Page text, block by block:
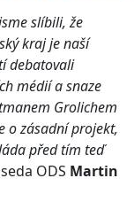
slíbili, že
kraj je naší
debatovali
médií a snaze
Grolichem
o zásadní projekt,
před tím teď
ODS Martin